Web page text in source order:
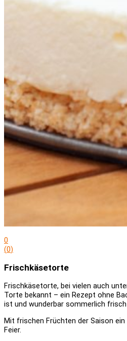
0
(0)
Frischkäsetorte
Frischkäsetorte, bei vielen auch
Torte bekannt – ein Rezept ohne
ist und wunderbar sommerlich
Mit frischen Früchten der Saison
Feier.